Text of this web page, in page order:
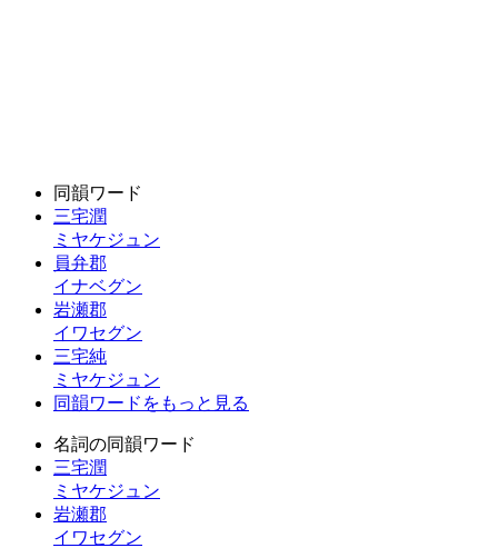
同韻ワード
三宅潤
ミヤケジュン
員弁郡
イナベグン
岩瀬郡
イワセグン
三宅純
ミヤケジュン
同韻ワードをもっと見る
名詞の同韻ワード
三宅潤
ミヤケジュン
岩瀬郡
イワセグン